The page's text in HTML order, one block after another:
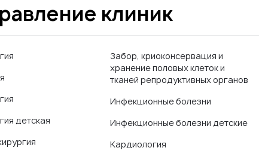
клиник
детская
Забор, криоконсервация и
хранение половых клеток и
тканей репродуктивных органов
Инфекционные болезни
Инфекционные болезни детские
Кардиология